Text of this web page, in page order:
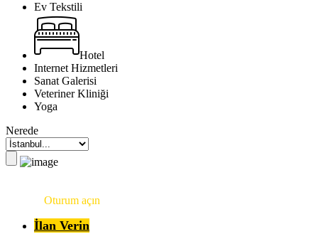
Ev Tekstili
Hotel
Internet Hizmetleri
Sanat Galerisi
Veteriner Kliniği
Yoga
Nerede
Oturum açın
İlan Verin